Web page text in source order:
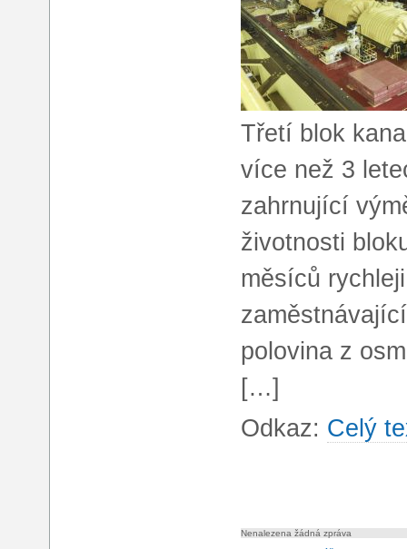
Třetí blok
více než 3
zahrnující
životnosti
měsíců
polovina z
[…]
Odkaz: Celý
Nenalezena žádná zpráva